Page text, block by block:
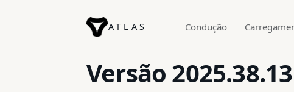
ATLAS Condução
Versão 2025.38.13